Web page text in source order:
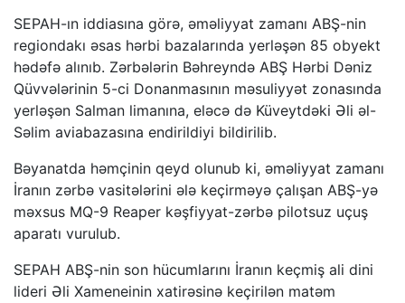
SEPAH-ın iddiasına görə, əməliyyat zamanı ABŞ-nin
regiondakı əsas hərbi bazalarında yerləşən 85 obyekt
hədəfə alınıb. Zərbələrin Bəhreyndə ABŞ Hərbi Dəniz
Qüvvələrinin 5-ci Donanmasının məsuliyyət zonasında
yerləşən Salman limanına, eləcə də Küveytdəki Əli əl-
Səlim aviabazasına endirildiyi bildirilib.
Bəyanatda həmçinin qeyd olunub ki, əməliyyat zamanı
İranın zərbə vasitələrini ələ keçirməyə çalışan ABŞ-yə
məxsus MQ-9 Reaper kəşfiyyat-zərbə pilotsuz uçuş
aparatı vurulub.
SEPAH ABŞ-nin son hücumlarını İranın keçmiş ali dini
lideri Əli Xameneinin xatirəsinə keçirilən matəm